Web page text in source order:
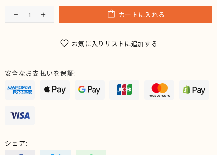
カートに入れる
お気に入りリストに追加する
安全なお支払いを保証:
シェア: